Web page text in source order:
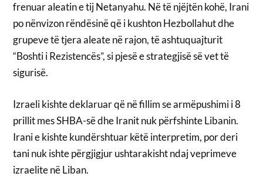
frenuar aleatin e tij Netanyahu. Në të njëjtën kohë, Irani
po nënvizon rëndësinë që i kushton Hezbollahut dhe
grupeve të tjera aleate në rajon, të ashtuquajturit
“Boshti i Rezistencës”, si pjesë e strategjisë së vet të
sigurisë.
Izraeli kishte deklaruar që në fillim se armëpushimi i 8
prillit mes SHBA-së dhe Iranit nuk përfshinte Libanin.
Irani e kishte kundërshtuar këtë interpretim, por deri
tani nuk ishte përgjigjur ushtarakisht ndaj veprimeve
izraelite në Liban.